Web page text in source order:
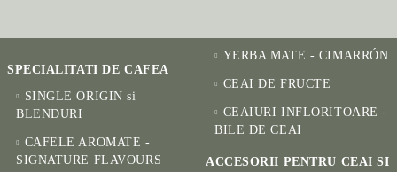
SPECIALITATI DE CAFEA
SINGLE ORIGIN si
BLENDURI
CAFELE AROMATE -
SIGNATURE FLAVOURS
YERBA MATE - CIMARRÓN
CEAI DE FRUCTE
CEAIURI INFLORITOARE -
BILE DE CEAI
ACCESORII PENTRU CEAI SI